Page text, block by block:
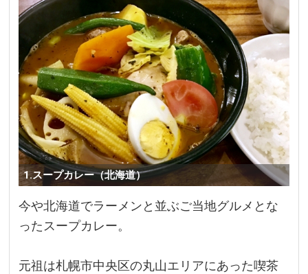
1.スープカレー（北海道）
今や北海道でラーメンと並ぶご当地グルメとな
ったスープカレー。
元祖は札幌市中央区の丸山エリアにあった喫茶